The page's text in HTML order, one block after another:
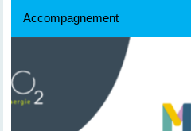
Accompagnement